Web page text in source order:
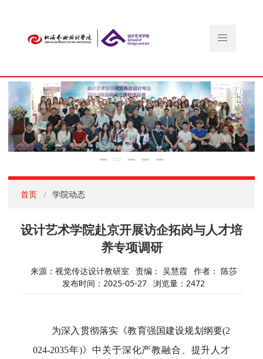
首页 学院动态
设计艺术学院赴京开展访企拓岗与人才培
养专项调研
来源：视觉传达设计教研室 责编： 吴慧霞
作者： 陈莎
发布时间：2025-05-27 浏览量： 2472
为深入贯彻落实《教育强国建设规划纲要(2
024-2035年)》中关于深化产教融合、提升人才